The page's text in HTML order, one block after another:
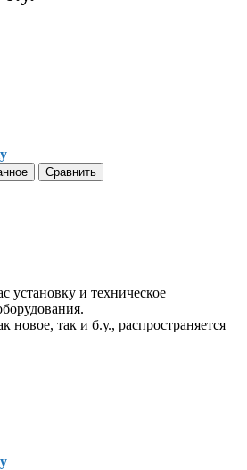
Сравнить
установку и техническое
новое, так и б.у., распространяется